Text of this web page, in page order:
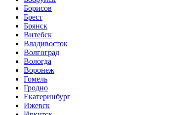
Борисов
Брест
Брянск
Витебск
Владивосток
Волгоград
Вологда
Воронеж
Гомель
Гродно
Екатеринбург
Ижевск